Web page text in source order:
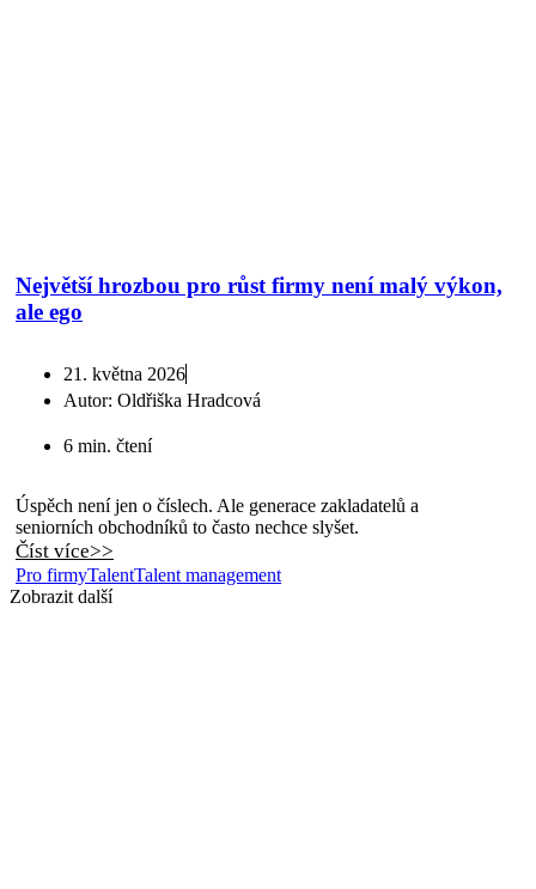
Největší hrozbou pro růst firmy není malý výkon,
ale ego
21. května 2026
Autor: Oldřiška Hradcová
6 min. čtení
Úspěch není jen o číslech. Ale generace zakladatelů a
seniorních obchodníků to často nechce slyšet.
Číst více>>
Pro firmyTalentTalent management
Zobrazit další